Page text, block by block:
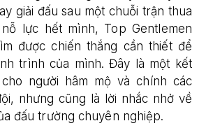
giải đấu sau một chuỗi trận thua
lực hết mình, Top Gentlemen
được chiến thắng cần thiết để
trình của mình. Đây là một kết
người hâm mộ và chính các
nhưng cũng là lời nhắc nhở về
đấu trường chuyên nghiệp.